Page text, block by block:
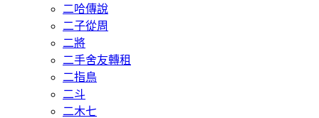
二哈傳說
二子從周
二將
二手舍友轉租
二指鳥
二斗
二木七